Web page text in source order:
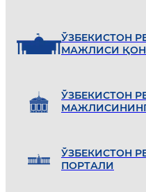
ЎЗБEКИСТОН
МАЖЛИСИ
ЎЗБEКИСТОН
ЎЗБEКИСТОН
ПОРТАЛИ